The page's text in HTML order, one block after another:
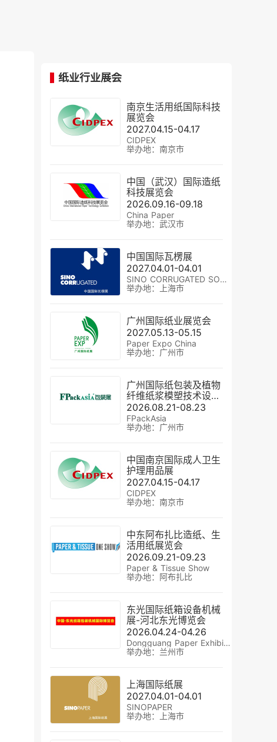
纸业行业展会
南京生活用纸国际科技
展览会
2027.04.15-04.17
CIDPEX
举办地：南京市
中国（武汉）国际造纸
科技展览会
2026.09.16-09.18
China Paper
举办地：武汉市
中国国际瓦楞展
2027.04.01-04.01
SINO CORRUGATED SOUTH
举办地：上海市
广州国际纸业展览会
2027.05.13-05.15
Paper Expo China
举办地：广州市
广州国际纸包装及植物
纤维纸浆模塑技术设备
展
2026.08.21-08.23
FPackAsia
举办地：广州市
中国南京国际成人卫生
护理用品展
2027.04.15-04.17
CIDPEX
举办地：南京市
中东阿布扎比造纸、生
活用纸展览会
2026.09.21-09.23
Paper & Tissue Show
举办地：阿布扎比
东光国际纸箱设备机械
展-河北东光博览会
2026.04.24-04.26
Dongguang Paper Exhibition
举办地：兰州市
上海国际纸展
2027.04.01-04.01
SINOPAPER
举办地：上海市